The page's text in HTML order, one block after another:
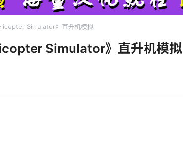
Simulator》直升机模拟
Simulator》直升机模拟